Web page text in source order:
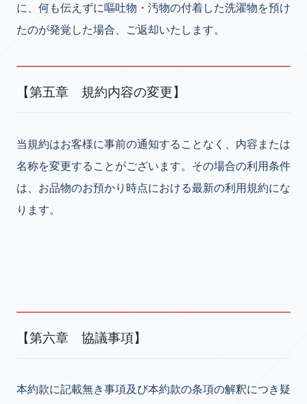
に、何も伝えずに嘔吐物・汚物の付着した洗濯物を預け
たのが発覚した場合、ご返却いたします。
【第五章 規約内容の変更】
当規約はお客様に事前の通知することなく、内容または
名称を変更することがございます。その場合の利用条件
は、お品物のお預かり時点における最新の利用規約にな
ります。
【第六章 協議事項】
本約款に記載無き事項及び本約款の条項の解釈につき疑